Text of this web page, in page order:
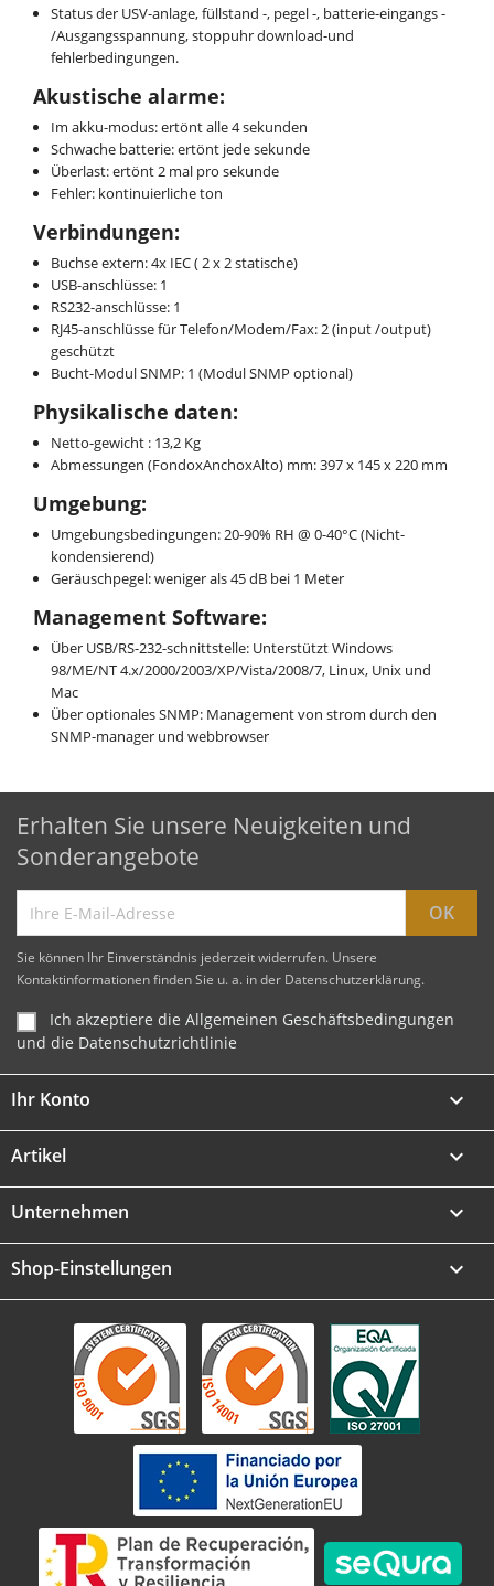
Status der USV-anlage, füllstand -, pegel -, batterie-eingangs -
/Ausgangsspannung, stoppuhr download-und
fehlerbedingungen.
Akustische alarme:
Im akku-modus: ertönt alle 4 sekunden
Schwache batterie: ertönt jede sekunde
Überlast: ertönt 2 mal pro sekunde
Fehler: kontinuierliche ton
Verbindungen:
Buchse extern: 4x IEC ( 2 x 2 statische)
USB-anschlüsse: 1
RS232-anschlüsse: 1
RJ45-anschlüsse für Telefon/Modem/Fax: 2 (input /output)
geschützt
Bucht-Modul SNMP: 1 (Modul SNMP optional)
Physikalische daten:
Netto-gewicht : 13,2 Kg
Abmessungen (FondoxAnchoxAlto) mm: 397 x 145 x 220 mm
Umgebung:
Umgebungsbedingungen: 20-90% RH @ 0-40°C (Nicht-
kondensierend)
Geräuschpegel: weniger als 45 dB bei 1 Meter
Management Software:
Über USB/RS-232-schnittstelle: Unterstützt Windows
98/ME/NT 4.x/2000/2003/XP/Vista/2008/7, Linux, Unix und
Mac
Über optionales SNMP: Management von strom durch den
SNMP-manager und webbrowser
Erhalten Sie unsere Neuigkeiten und
Sonderangebote
Sie können Ihr Einverständnis jederzeit widerrufen. Unsere
Kontaktinformationen finden Sie u. a. in der Datenschutzerklärung.
Ich akzeptiere die Allgemeinen Geschäftsbedingungen
und die Datenschutzrichtlinie
Ihr Konto 
Artikel 
Unternehmen 
Shop-Einstellungen keyboard_arrow_down